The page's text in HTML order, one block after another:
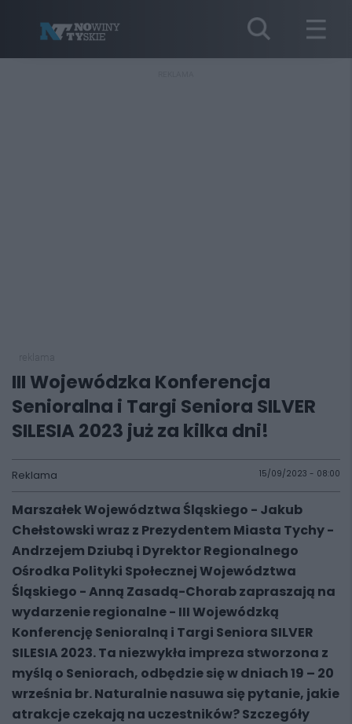
III Wojewódzka Konferencja
Senioralna i Targi Seniora SILVER
SILESIA 2023 już za kilka dni!
Reklama 15/09/2023 - 08:00
Marszałek Województwa Śląskiego - Jakub
Chełstowski wraz z Prezydentem Miasta Tychy -
Andrzejem Dziubą i Dyrektor Regionalnego
Ośrodka Polityki Społecznej Województwa
Śląskiego - Anną Zasadą-Chorab zapraszają na
wydarzenie regionalne - III Wojewódzką
Konferencję Senioralną i Targi Seniora SILVER
SILESIA 2023. Ta niezwykła impreza stworzona z
myślą o Seniorach, odbędzie się w dniach 19 – 20
września br. Naturalnie nasuwa się pytanie, jakie
atrakcje czekają na uczestników? Szczegóły